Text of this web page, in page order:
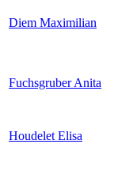
Diem Maximilian
Fuchsgruber Anita
Houdelet Elisa